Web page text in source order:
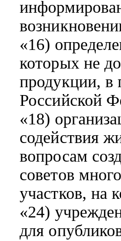
«16)
которых не
продукции, в
Российской
«18)
содействия
вопросам
советов
участков, на
«24)
для